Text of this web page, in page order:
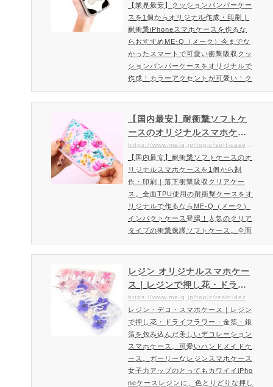
ースに収納できて、かわいいだけでな
く、機能面もバッチリのスマホ…
スマホケースを作るならおす
すめME-Q（メーク）
【業界最安】クッションバンパーケー
スを1個からオリジナル作成・印刷｜
耐衝撃iPhoneスマホケースを作るな
らおすすめME-Q（メーク）今までな
かったスマートで可愛い衝撃吸収クッ
ションバンパーケースをオリジナルで
作成！カラーアクセントが可愛い！ク
ッションテクノロジーを採用したオリ
ジナルプリントができるスマホケー
ス！1個から注文OK！柔軟性が高く耐
ル・クッションケース」大事なスマー
軟性の優れたなTPU素材で作られたス
マホカバー。今までの衝撃吸収タ…
【国内最安】耐衝撃ソフトケ
ースのオリジナルスマホケー
スを1個から制作・印刷｜落下
衝撃吸収クリアケース。全面T
PU使用の耐衝撃ケースをオリ
ジナルで作るならME-Q（メー
ク）
【国内最安】耐衝撃ソフトケースのオ
リジナルスマホケースを1個から制
作・印刷｜落下衝撃吸収クリアケー
ス。全面TPU使用の耐衝撃ケースをオ
リジナルで作るならME-Q（メーク）
インパクトケース登場！人気のクリア
タイプの衝撃保護ソフトケース。全面
が柔らかいTPUタイプのソフトケース
柔軟度高い全面ソフトケースをオリジ
ナルデザインで作成できるME-Q（メ
ーク）ME-Q（メーク）ではデザイン
ソフトをお持ちでない方でも当サイト
レーターをご用意。あなたのスマホか
らでもデザインできちゃいます。今
人…
レジン オリジナルスマホケー
ス｜レジンで押し花・ドライ
フラワー・金箔・銀箔を包み
込んだ美しいデコレーション
スマホケース。オーダーメイ
ドスマホケースの印刷・プリ
ントならME-Q（メーク）
レジン・デコ・スマホケース｜レジン
で押し花・ドライフラワー・金箔・銀
箔を包み込んだ美しいデコレーション
スマホケース。可愛いハンドメイドケ
ース。ガーリーなレジンスマホケース
女子力アップのとってもカワイイiPho
neケースレジンに、色とりどりな押し